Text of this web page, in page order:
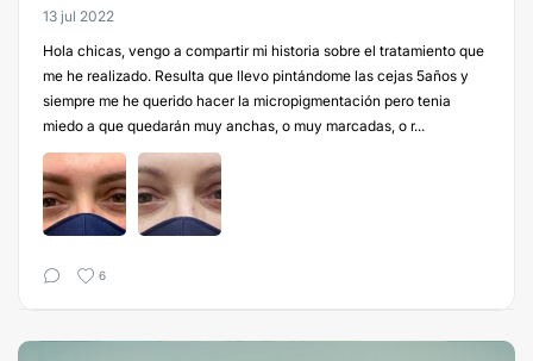
13 jul 2022
Hola chicas, vengo a compartir mi historia sobre el tratamiento que
me he realizado. Resulta que llevo pintándome las cejas 5años y
siempre me he querido hacer la micropigmentación pero tenia
miedo a que quedarán muy anchas, o muy marcadas, o r...
6